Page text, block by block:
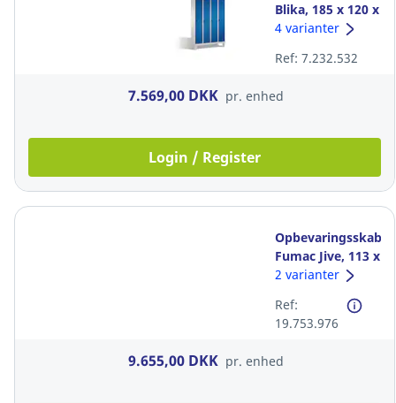
Blika, 185 x 120 x
50 cm, 4 rum
4 varianter
Ref: 7.232.532
7.569,00 DKK pr. enhed
Login / Register
Opbevaringsskab,
Fumac Jive, 113 x
116 x 42 cm, eg
2 varianter
Ref:
19.753.976
9.655,00 DKK pr. enhed